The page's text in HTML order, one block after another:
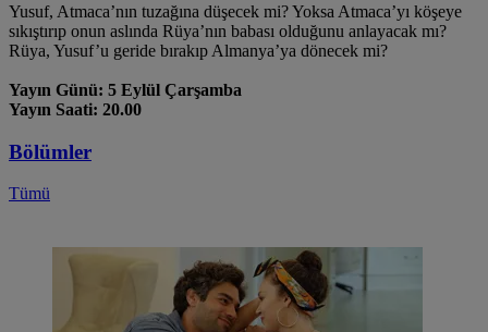
Yusuf, Atmaca’nın tuzağına düşecek mi? Yoksa Atmaca’yı köşeye
sıkıştırıp onun aslında Rüya’nın babası olduğunu anlayacak mı?
Rüya, Yusuf’u geride bırakıp Almanya’ya dönecek mi?
Yayın Günü: 5 Eylül Çarşamba
Yayın Saati: 20.00
Bölümler
Tümü